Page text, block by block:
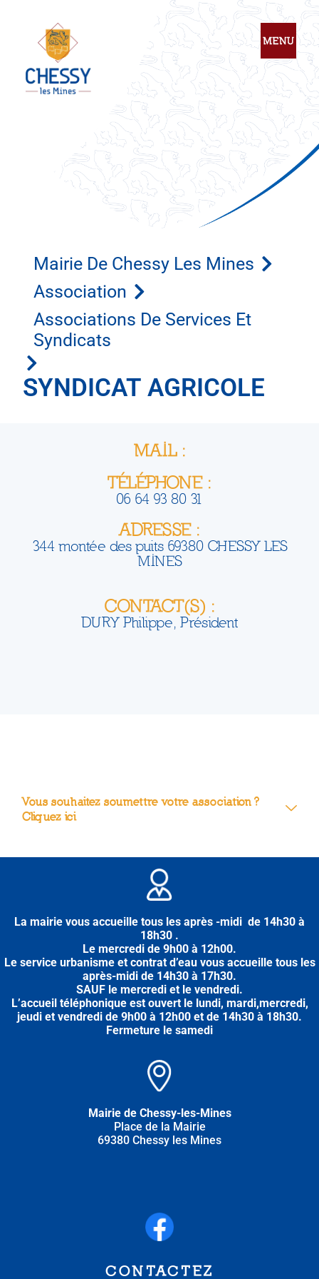
Mairie De Chessy Les Mines
Association
Associations De Services Et
Syndicats
SYNDICAT AGRICOLE
MAIL :
TÉLÉPHONE :
06 64 93 80 31
ADRESSE :
344 montée des puits 69380 CHESSY LES
MINES
CONTACT(S) :
DURY Philippe, Président
Vous souhaitez soumettre votre association ?
Cliquez ici
La mairie vous accueille tous les après -midi de 14h30 à
18h30 .
Le mercredi de 9h00 à 12h00.
Le service urbanisme et contrat d’eau vous accueille tous les
après-midi de 14h30 à 17h30.
SAUF le mercredi et le vendredi.
L’accueil téléphonique est ouvert le lundi, mardi,mercredi,
jeudi et vendredi de 9h00 à 12h00 et de 14h30 à 18h30.
Fermeture le samedi
Mairie de Chessy-les-Mines
Place de la Mairie
69380 Chessy les Mines
CONTACTEZ